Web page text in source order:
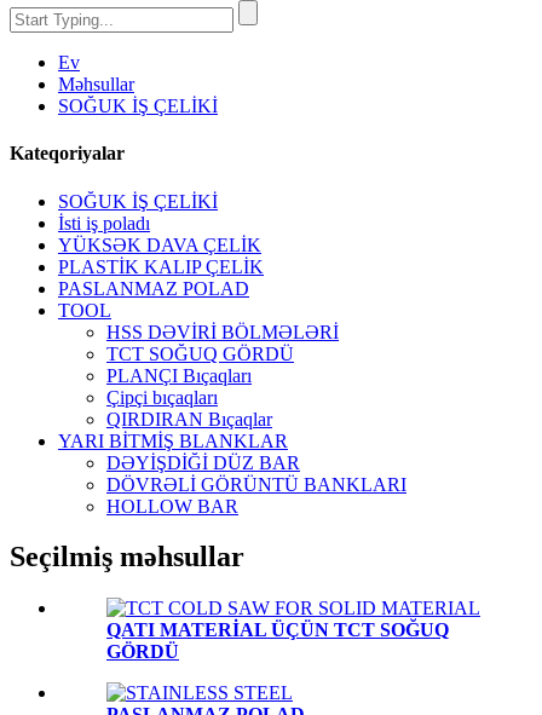
Ev
Məhsullar
SOĞUK İŞ ÇELİKİ
Kateqoriyalar
SOĞUK İŞ ÇELİKİ
İsti iş poladı
YÜKSƏK DAVA ÇELİK
PLASTİK KALIP ÇELİK
PASLANMAZ POLAD
TOOL
HSS DƏVİRİ BÖLMƏLƏRİ
TCT SOĞUQ GÖRDÜ
PLANÇI Bıçaqları
Çipçi bıçaqları
QIRDIRAN Bıçaqlar
YARI BİTMİŞ BLANKLAR
DƏYİŞDİĞİ DÜZ BAR
DÖVRƏLİ GÖRÜNTÜ BANKLARI
HOLLOW BAR
Seçilmiş məhsullar
QATI MATERİAL ÜÇÜN TCT SOĞUQ
GÖRDÜ